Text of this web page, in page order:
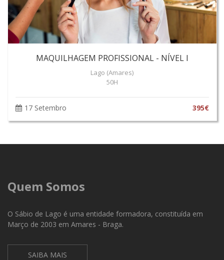
MAQUILHAGEM PROFISSIONAL - NÍVEL I
Lago (Amares)
50H
17 Setembro 395€
Quem Somos
O Sábio de Lago é uma entidade formadora, constituída em
Março de 2003 em Amares - Braga.
SAIBA MAIS